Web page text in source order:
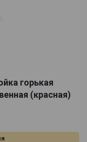
горькая
(красная)